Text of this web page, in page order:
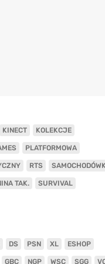
KINECT KOLEKCJE
PLATFORMOWA
RTS
TAK. SURVIVAL
DS PSN XL ESHOP
GBC NGP WSC SGG